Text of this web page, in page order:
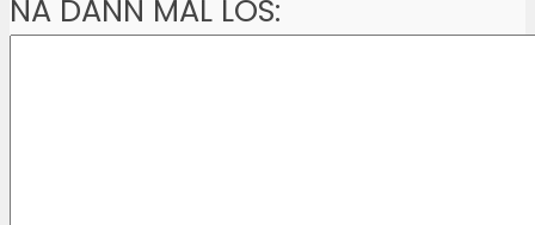
NA DANN MAL LOS: